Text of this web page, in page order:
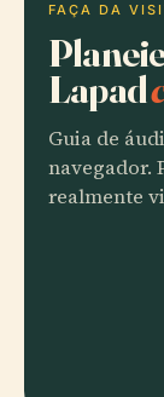
FAÇA DA
Lapad
Guia de
navegador.
realmente